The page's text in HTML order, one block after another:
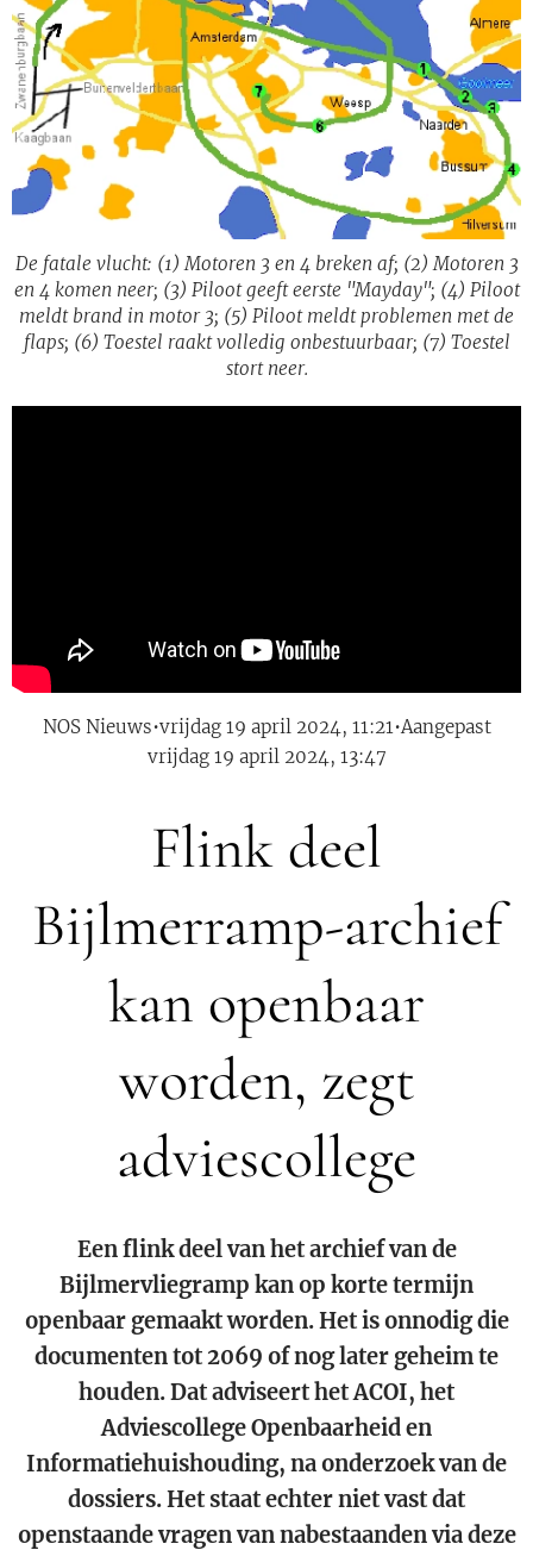
De fatale vlucht: (1) Motoren 3 en 4 breken af; (2) Motoren 3
en 4 komen neer; (3) Piloot geeft eerste "Mayday"; (4) Piloot
meldt brand in motor 3; (5) Piloot meldt problemen met de
flaps; (6) Toestel raakt volledig onbestuurbaar; (7) Toestel
stort neer.
NOS Nieuws•vrijdag 19 april 2024, 11:21•Aangepast
vrijdag 19 april 2024, 13:47
Flink deel
Bijlmerramp-archief
kan openbaar
worden, zegt
adviescollege
Een flink deel van het archief van de
Bijlmervliegramp kan op korte termijn
openbaar gemaakt worden. Het is onnodig die
documenten tot 2069 of nog later geheim te
houden. Dat adviseert het ACOI, het
Adviescollege Openbaarheid en
Informatiehuishouding, na onderzoek van de
dossiers. Het staat echter niet vast dat
openstaande vragen van nabestaanden via deze